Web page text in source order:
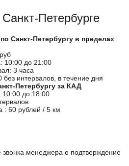
Петербурге
Санкт-Петербургу в пределах
10:00 до 21:00
3 часа
интервалов, в течение дня
Петербургу за КАД
до 18:00
: 60 рублей / 5 км
звонка менеджера о подтверждение